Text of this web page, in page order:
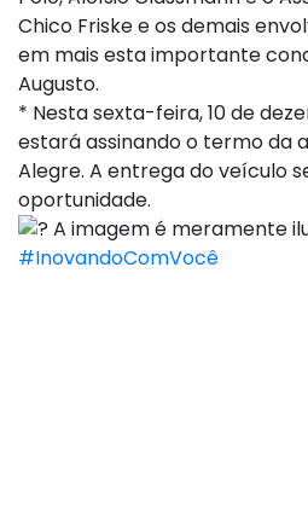
Chico Friske e os demais
em mais esta importante
Augusto.
* Nesta sexta-feira, 10 de
estará assinando o termo da
Alegre. A entrega do veículo
oportunidade.
A imagem é meramente
#InovandoComVocê